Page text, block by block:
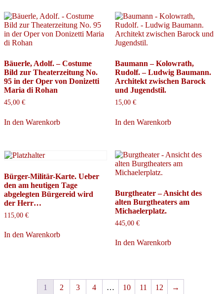
Bäuerle, Adolf. – Costume
Bild zur Theaterzeitung No.
95 in der Oper von Donizetti
Maria di Rohan
45,00 €
In den Warenkorb
Baumann – Kolowrath,
Rudolf. – Ludwig Baumann.
Architekt zwischen Barock
und Jugendstil.
15,00 €
In den Warenkorb
Bürger-Militär-Karte. Ueber
den am heutigen Tage
abgelegten Bürgereid wird
der Herr…
115,00 €
In den Warenkorb
Burgtheater – Ansicht des
alten Burgtheaters am
Michaelerplatz.
445,00 €
In den Warenkorb
1 2 3 4 … 10 11 12 →